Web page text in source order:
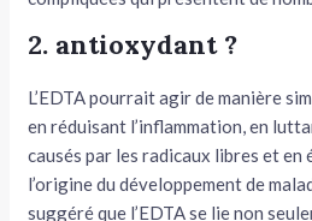
2. antioxydant ?
L’EDTA pourrait agir de manière
en réduisant l’inflammation, en
causés par les radicaux libres et en
l’origine du développement de
suggéré que l’EDTA se lie non